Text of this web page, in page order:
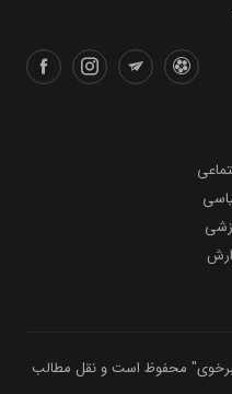
محفوظ است و نقل مطالب